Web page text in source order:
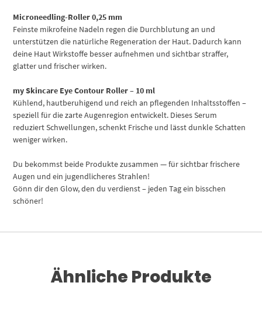
Microneedling-Roller 0,25 mm
Feinste mikrofeine Nadeln regen die Durchblutung an und
unterstützen die natürliche Regeneration der Haut. Dadurch kann
deine Haut Wirkstoffe besser aufnehmen und sichtbar straffer,
glatter und frischer wirken.
my Skincare Eye Contour Roller – 10 ml
Kühlend, hautberuhigend und reich an pflegenden Inhaltsstoffen –
speziell für die zarte Augenregion entwickelt. Dieses Serum
reduziert Schwellungen, schenkt Frische und lässt dunkle Schatten
weniger wirken.
Du bekommst beide Produkte zusammen — für sichtbar frischere
Augen und ein jugendlicheres Strahlen!
Gönn dir den Glow, den du verdienst – jeden Tag ein bisschen
schöner!
Ähnliche Produkte